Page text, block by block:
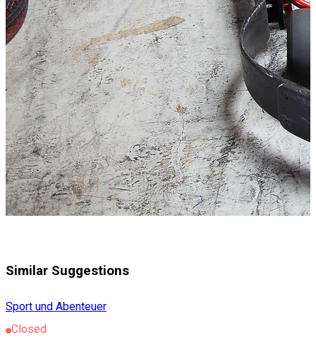
Similar Suggestions
Sport und Abenteuer
Closed